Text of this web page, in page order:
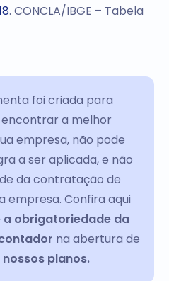
. CONCLA/IBGE – Tabela
foi criada para
encontrar a melhor
empresa, não pode
a ser aplicada, e não
da contratação de
empresa. Confira aqui
a obrigatoriedade da
na abertura de
nossos planos.